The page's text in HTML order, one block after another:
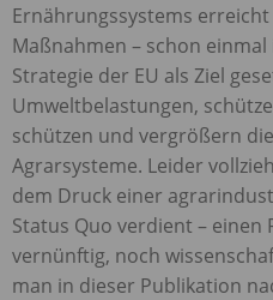
Ernährungssystems
Maßnahmen – schon
Strategie der EU als Ziel
Umweltbelastungen,
schützen und vergrößern
Agrarsysteme. Leider
dem Druck einer
Status Quo verdient – einen
vernünftig, noch
man in dieser Publikation